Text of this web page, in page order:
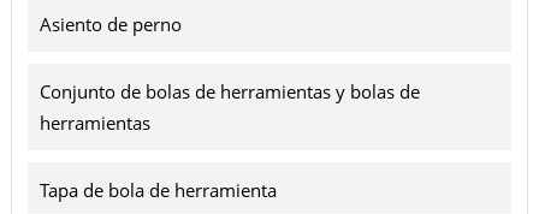
Asiento de perno
Conjunto de bolas de herramientas y bolas de
herramientas
Tapa de bola de herramienta